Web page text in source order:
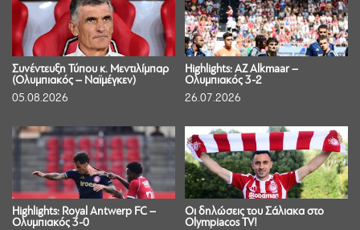
Συνέντευξη Τύπου κ. Μεντιλίμπαρ
(Ολυμπιακός – Ναϊμέγκεν)
05.08.2026
Highlights: AZ Alkmaar –
Ολυμπιακός 3-2
26.07.2026
Highlights: Royal Antwerp FC –
Ολυμπιακός 3-0
Οι δηλώσεις του Σάλιακα στο
Olympiacos TV!